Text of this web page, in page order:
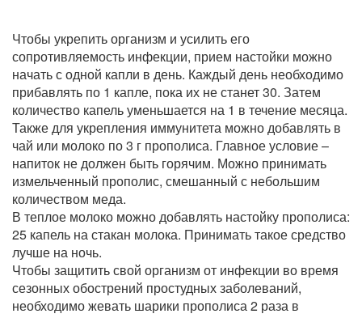
Чтобы укрепить организм и усилить его
сопротивляемость инфекции, прием настойки можно
начать с одной капли в день. Каждый день необходимо
прибавлять по 1 капле, пока их не станет 30. Затем
количество капель уменьшается на 1 в течение месяца.
Также для укрепления иммунитета можно добавлять в
чай или молоко по 3 г прополиса. Главное условие –
напиток не должен быть горячим. Можно принимать
измельченный прополис, смешанный с небольшим
количеством меда.
В теплое молоко можно добавлять настойку прополиса:
25 капель на стакан молока. Принимать такое средство
лучше на ночь.
Чтобы защитить свой организм от инфекции во время
сезонных обострений простудных заболеваний,
необходимо жевать шарики прополиса 2 раза в